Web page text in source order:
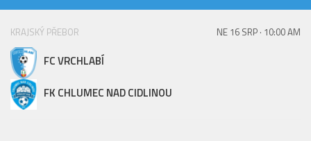
Zápasy
Ml. žáci
Hráči
KRAJSKÝ PŘEBOR NE 16 SRP · 10:00 AM
FC VRCHLABÍ
FK CHLUMEC NAD CIDLINOU